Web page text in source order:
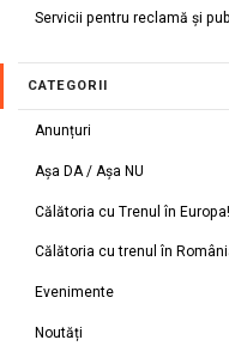
Servicii pentru reclamă și
CATEGORII
Anunțuri
Așa DA / Așa NU
Călătoria cu Trenul în Europa!
Călătoria cu trenul în
Evenimente
Noutăți